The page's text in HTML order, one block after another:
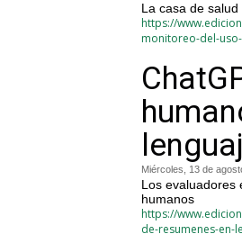
La casa de
https://
monitoreo-del-
Miércoles, 13 de
Los evaluadores
humanos
https://
de-resumenes-en-